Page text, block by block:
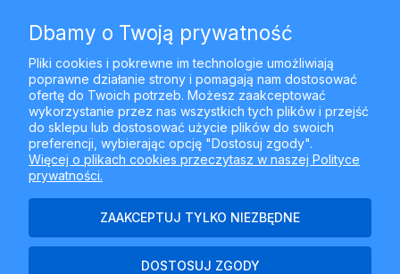
MOJE KONTO
PŁATNOŚCI I DOSTAWA
INFORMACJE
Dbamy o Twoją prywatność
Pliki cookies i pokrewne im technologie umożliwiają
poprawne działanie strony i pomagają nam dostosować
ofertę do Twoich potrzeb. Możesz zaakceptować
wykorzystanie przez nas wszystkich tych plików i przejść
do sklepu lub dostosować użycie plików do swoich
preferencji, wybierając opcję "Dostosuj zgody".
Więcej o plikach cookies przeczytasz w naszej Polityce
prywatności.
ZAAKCEPTUJ TYLKO NIEZBĘDNE
DOSTOSUJ ZGODY